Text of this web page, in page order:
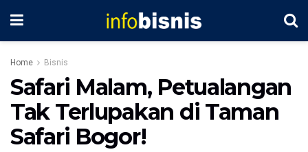
Home Bisnis
Safari Malam, Petualangan
Tak Terlupakan di Taman
Safari Bogor!